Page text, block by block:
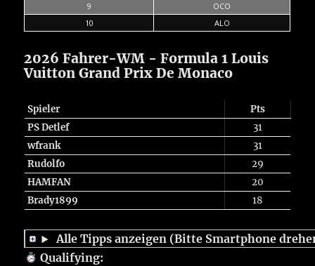
9
OCO
10
ALO
2026 Fahrer-WM - Formula 1 Louis
Vuitton Grand Prix De Monaco
Spieler
Pts
PS Detlef
31
wfrank
31
Rudolfo
29
HAMFAN
20
Brady1899
18
Alle Tipps anzeigen (Bitte Smartphone
Qualifying: